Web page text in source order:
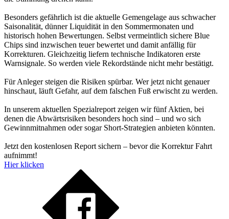
Besonders gefährlich ist die aktuelle Gemengelage aus schwacher
Saisonalität, dünner Liquidität in den Sommermonaten und
historisch hohen Bewertungen. Selbst vermeintlich sichere Blue
Chips sind inzwischen teuer bewertet und damit anfällig für
Korrekturen. Gleichzeitig liefern technische Indikatoren erste
Warnsignale. So werden viele Rekordstände nicht mehr bestätigt.
Für Anleger steigen die Risiken spürbar. Wer jetzt nicht genauer
hinschaut, läuft Gefahr, auf dem falschen Fuß erwischt zu werden.
In unserem aktuellen Spezialreport zeigen wir fünf Aktien, bei
denen die Abwärtsrisiken besonders hoch sind – und wo sich
Gewinnmitnahmen oder sogar Short-Strategien anbieten könnten.
Jetzt den kostenlosen Report sichern – bevor die Korrektur Fahrt
aufnimmt!
Hier klicken